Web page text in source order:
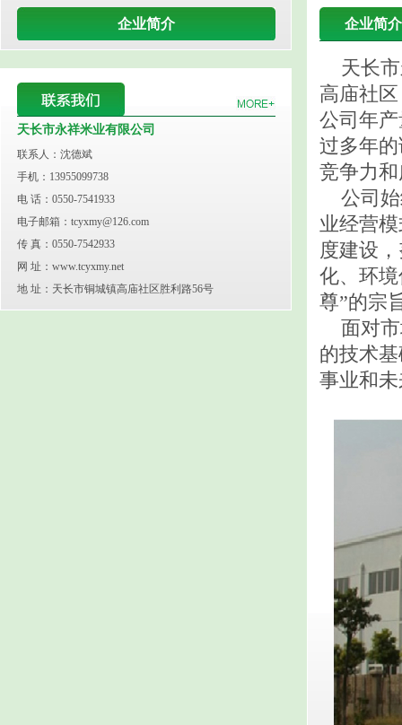
企业简介
天长市永祥米业有限公司
联系人：沈德斌
手机：13955099738
电 话：0550-7541933
电子邮箱：tcyxmy@126.com
传 真：0550-7542933
网 址：www.tcyxmy.net
地 址：天长市铜城镇高庙社区胜利路56号
企业简介
天长市
高庙社
公司年
过多年
竞争力
公司始
业经营
度建设
化、环
尊”的宗
面对市
的技术
事业和